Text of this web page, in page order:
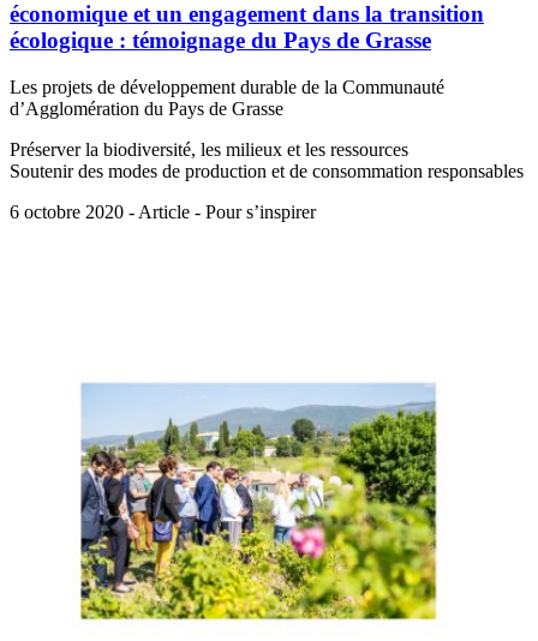
économique et un engagement dans la transition
écologique : témoignage du Pays de Grasse
Les projets de développement durable de la Communauté
d’Agglomération du Pays de Grasse
Préserver la biodiversité, les milieux et les ressources
Soutenir des modes de production et de consommation responsables
6 octobre 2020 - Article - Pour s’inspirer